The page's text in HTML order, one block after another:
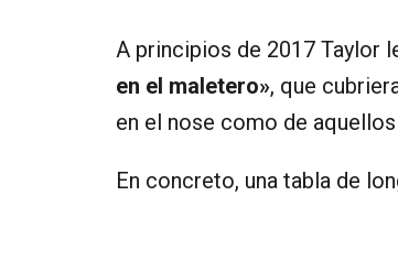
A principios de 2017 Taylor
en el maletero», que
en el nose como de
En concreto, una tabla de